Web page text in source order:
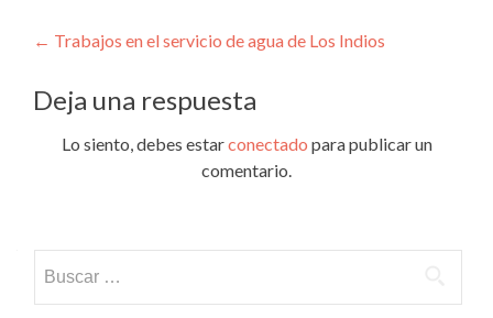
Navegación
de
entradas
← Trabajos en el servicio de agua de Los Indios
Deja una respuesta
Lo siento, debes estarconectado para publicar un
comentario.